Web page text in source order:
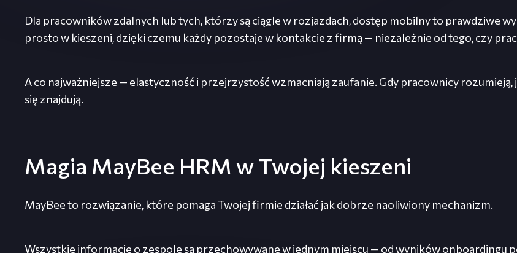
Dla pracowników zdalnych lub tych, którzy są ciągle w rozjazdach, dostęp mobilny to prawdziwe
prosto w kieszeni, dzięki czemu każdy pozostaje w kontakcie z firmą — niezależnie od tego, czy
A co najważniejsze — elastyczność i przejrzystość wzmacniają zaufanie. Gdy pracownicy rozumieją,
się znajdują.
Magia MayBee HRM w Twojej kieszeni
MayBee to rozwiązanie, które pomaga Twojej firmie działać jak dobrze naoliwiony mechanizm.
Wszystkie informacje o zespole są przechowywane w jednym miejscu — od wyników onboardingu